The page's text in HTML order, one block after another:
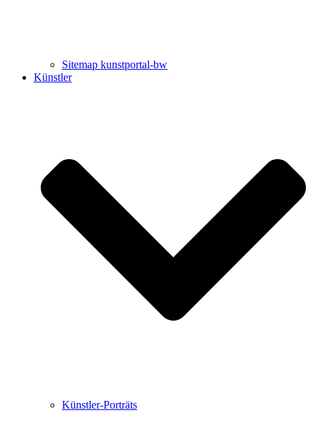
Sitemap kunstportal-bw
Künstler
Künstler-Porträts